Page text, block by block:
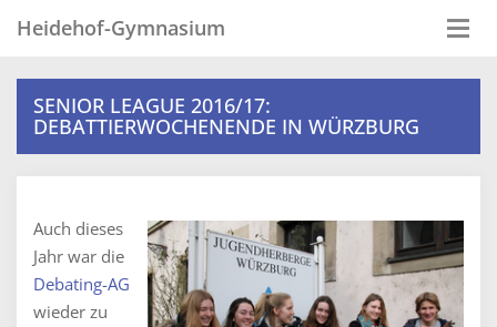
Heidehof-Gymnasium
SENIOR LEAGUE 2016/17:
DEBATTIERWOCHENENDE IN WÜRZBURG
Auch dieses
Jahr war die
Debating-AG
wieder zu